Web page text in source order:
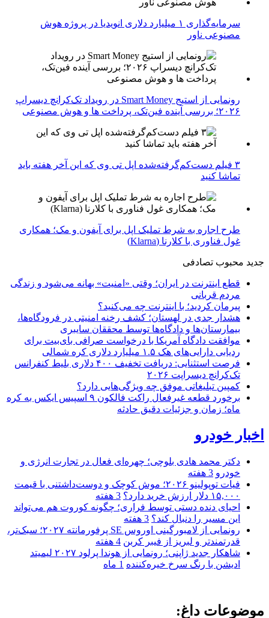
سرمایه‌گذاری ۱ میلیارد دلاری انویدیا در پروژه هوش
مصنوعی ناور
رونمایی از استیج Smart Money در رویداد تک‌کرانچ دیسراپ
۲۰۲۶؛ بررسی آینده فین‌تک، پرداخت‌ ها و هوش مصنوعی
۳ فیلم دست‌کم‌گرفته‌شده اپل تی وی که این آخر هفته باید
تماشا کنید
طرح اجاره به شرط تملیک اپل برای آیفون و مک؛ همکاری
غول فناوری با کلارنا (Klarna)
جدید محبوب تصادفی
قطع اینترنت در ایران؛ وقتی «امنیت» بهانه می‌شود و زندگی
مردم قربانی
پیرمان کردید؛ با اینترنت چه می‌کنید؟
هشدار جدی در لهستان؛ کشف رخنه امنیتی در فرودگاه‌ها،
بیمارستان‌ها و دادگاه‌ها توسط محققان سایبری
موافقت دادگاه آمریکا با درخواست صرافی بای‌بیت برای
ردیابی دارایی‌های هک ۱.۵ میلیارد دلاری کره شمالی
فرصت استثنایی: دریافت تخفیف ۴۰۰ دلاری بلیط کنفرانس
تک‌کرانچ دیسراپت ۲۰۲۶
کمپین تبلیغاتی موفق چه ویژگی‌هایی دارد؟
برخورد قطعه غیرفعال راکت فالکون ۹ اسپیس ایکس به کره
ماه؛ زمان و جزئیات دقیق حادثه
اخبار خودرو
دکتر محمد هادی بلوچی؛ چهره‌ای فعال در تجارت انرژی و
خودرو 3 هفته
فیات توپولینو ۲۰۲۶؛ موش کوچک و دوست‌داشتنی با قیمت
۱۵,۰۰۰ دلار ارزش خرید دارد؟
3 هفته
احیای دنده دستی توسط فراری؛ چگونه کوروت هم می‌تواند
این مسیر را دنبال کند؟ 3 هفته
رونمایی از لامبورگینی اوروس SE پرفورمانته ۲۰۲۷؛ سبک‌تر،
قدرتمندتر و لبریز از فیبر کربن 4 هفته
شاهکار جدید ژاپنی؛ رونمایی از هوندا پرلود ۲۰۲۷ لیمیتد
ادیشن با رنگ سرخ خیره‌کننده 1 ماه
موضوعات داغ: